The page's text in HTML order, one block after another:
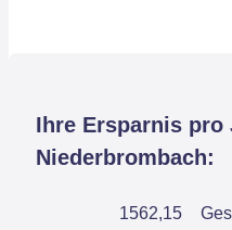
Ihre Ersparnis pro
Niederbrombach:
1562,15